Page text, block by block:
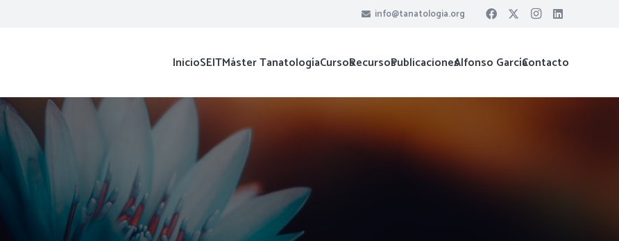
info@tanatologia.org
InicioSEITMáster TanatologíaCursosRecursosPublicacionesAlfonso GarcíaContacto